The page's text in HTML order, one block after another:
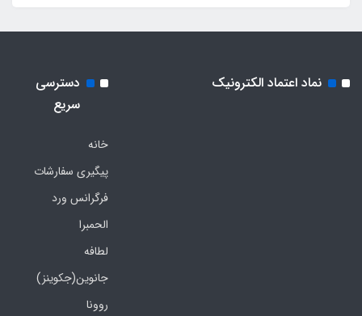
نماد اعتماد الکترونیک
دسترسی
سریع
خانه
پیگیری سفارشات
فرگرانس ورد
الحمبرا
لطافه
جانوین(جکوینز)
روونا